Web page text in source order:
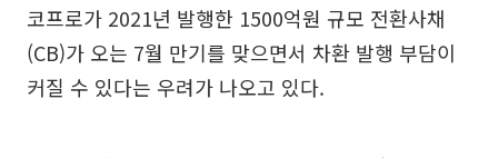
코프로가 2021년 발행한 1500억원 규모 전환사채
(CB)가 오는 7월 만기를 맞으면서 차환 발행 부담이
커질 수 있다는 우려가 나오고 있다.